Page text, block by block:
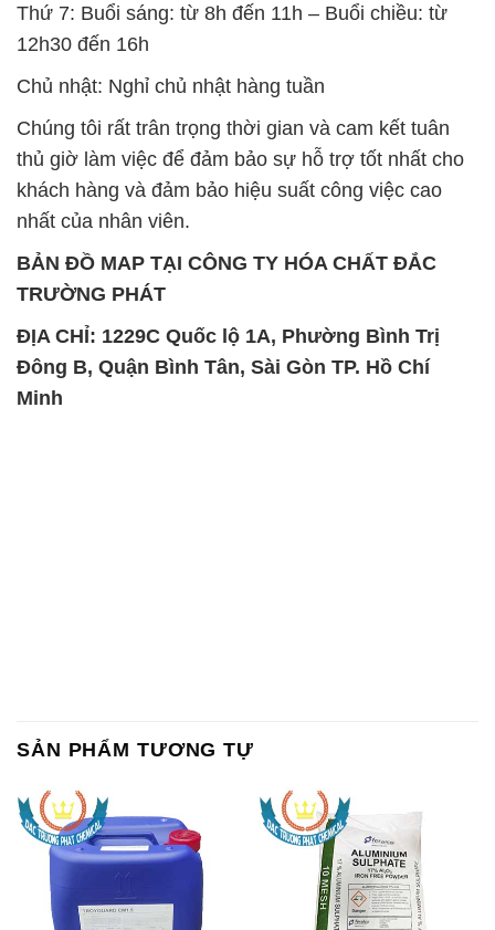
Thứ 7: Buổi sáng: từ 8h đến 11h – Buổi chiều: từ
12h30 đến 16h
Chủ nhật: Nghỉ chủ nhật hàng tuần
Chúng tôi rất trân trọng thời gian và cam kết tuân
thủ giờ làm việc để đảm bảo sự hỗ trợ tốt nhất cho
khách hàng và đảm bảo hiệu suất công việc cao
nhất của nhân viên.
BẢN ĐỒ MAP TẠI CÔNG TY HÓA CHẤT ĐẮC
TRƯỜNG PHÁT
ĐỊA CHỈ: 1229C Quốc lộ 1A, Phường Bình Trị
Đông B, Quận Bình Tân, Sài Gòn TP. Hồ Chí
Minh
SẢN PHẨM TƯƠNG TỰ